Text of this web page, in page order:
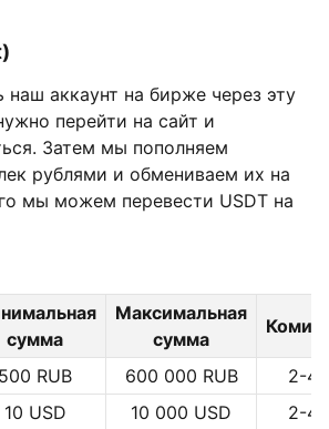
наш аккаунт на бирже через эту
перейти на сайт и
Затем мы пополняем
рублями и обмениваем их на
мы можем перевести USDT на
сумма
Максимальная
сумма
500 RUB 600 000 RUB
2-
10 USD 10 000 USD
2-